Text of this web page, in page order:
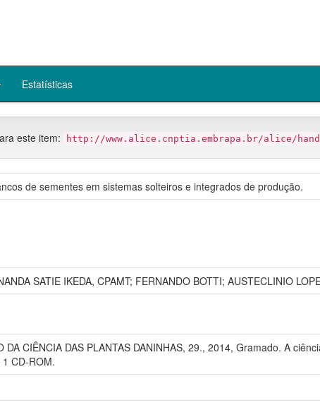
Estatísticas
este item: http://www.alice.cnptia.embrapa.br/alice/
de sementes em sistemas solteiros e integrados de produção.
SATIE IKEDA, CPAMT; FERNANDO BOTTI; AUSTECLINIO
DA CIÊNCIA DAS PLANTAS DANINHAS, 29., 2014, Gramado. A
CD-ROM.